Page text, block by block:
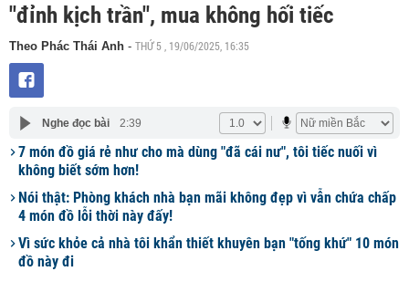
"đỉnh kịch trần", mua không hối tiếc
Theo Phác Thái Anh - THỨ 5 , 19/06/2025, 16:35
Nghe đọc bài 2:39
7 món đồ giá rẻ như cho mà dùng "đã cái nư", tôi tiếc nuối vì
không biết sớm hơn!
Nói thật: Phòng khách nhà bạn mãi không đẹp vì vẫn chứa chấp
4 món đồ lỗi thời này đấy!
Vì sức khỏe cả nhà tôi khẩn thiết khuyên bạn "tống khứ" 10 món
đồ này đi